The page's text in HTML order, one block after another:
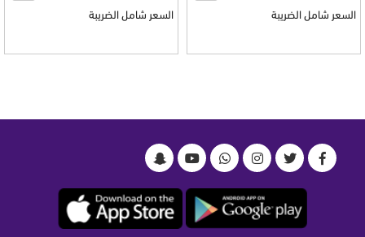
السعر شامل الضريبة السعر شامل الضريبة